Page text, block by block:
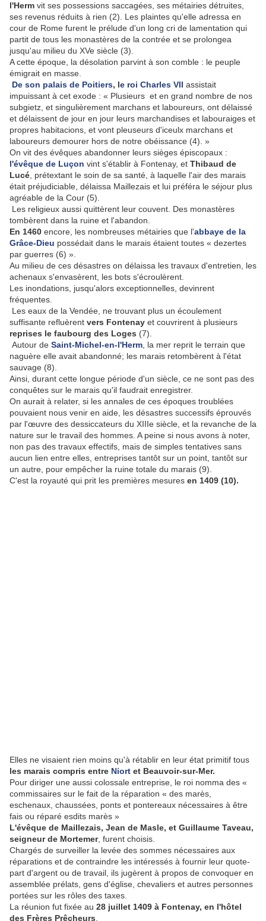
l'Herm vit ses possessions saccagées, ses métairies détruites,
ses revenus réduits à rien (2). Les plaintes qu'elle adressa en
cour de Rome furent le prélude d'un long cri de lamentation qui
partit de tous les monastères de la contrée et se prolongea
jusqu'au milieu du XVe siècle (3).
A cette époque, la désolation parvint à son comble : le peuple
émigrait en masse.
De son palais de Poitiers, le roi Charles VII assistait
impuissant à cet exode : « Plusieurs et en grand nombre de nos
subgietz, et singulièrement marchans et laboureurs, ont délaissé
et délaissent de jour en jour leurs marchandises et labouraiges et
propres habitacions, et vont pleuseurs d'iceulx marchans et
laboureurs demourer hors de notre obéissance (4). »
On vit des évêques abandonner leurs sièges épiscopaux :
l'évêque de Luçon vint s'établir à Fontenay, et Thibaud de
Lucé , prétextant le soin de sa santé, à laquelle l'air des marais
était préjudiciable, délaissa Maillezais et lui préféra le séjour plus
agréable de la Cour (5).
Les religieux aussi quittèrent leur couvent. Des monastères
tombèrent dans la ruine et l'abandon.
En 1460 encore, les nombreuses métairies que l'abbaye de la
Grâce-Dieu possédait dans le marais étaient toutes « dezertes
par guerres (6) ».
Au milieu de ces désastres on délaissa les travaux d'entretien, les
achenaux s'envasèrent, les bots s'écroulèrent.
Les inondations, jusqu'alors exceptionnelles, devinrent
fréquentes.
Les eaux de la Vendée, ne trouvant plus un écoulement
suffisante refluèrent vers Fontenay et couvrirent à plusieurs
reprises le faubourg des Loges (7).
Autour de Saint-Michel-en-l'Herm , la mer reprit le terrain que
naguère elle avait abandonné; les marais retombèrent à l'état
sauvage (8).
Ainsi, durant cette longue période d'un siècle, ce ne sont pas des
conquêtes sur le marais qu'il faudrait enregistrer.
On aurait à relater, si les annales de ces époques troublées
pouvaient nous venir en aide, les désastres successifs éprouvés
par l'œuvre des dessiccateurs du XIIIe siècle, et la revanche de la
nature sur le travail des hommes. A peine si nous avons à noter,
non pas des travaux effectifs, mais de simples tentatives sans
aucun lien entre elles, entreprises tantôt sur un point, tantôt sur
un autre, pour empêcher la ruine totale du marais (9).
C'est la royauté qui prit les premières mesures en 1409 (10).
Elles ne visaient rien moins qu'à rétablir en leur état primitif tous
les marais compris entre Niort et Beauvoir-sur-Mer.
Pour diriger une aussi colossale entreprise, le roi nomma des «
commissaires sur le fait de la réparation « des marès,
eschenaux, chaussées, ponts et pontereaux nécessaires à être
fais ou réparé esdits marès »
L'évêque de Maillezais, Jean de Masle, et Guillaume Taveau,
seigneur de Mortemer, furent choisis.
Chargés de surveiller la levée des sommes nécessaires aux
réparations et de contraindre les intéressés à fournir leur quote-
part d'argent ou de travail, ils jugèrent à propos de convoquer en
assemblée prélats, gens d'église, chevaliers et autres personnes
portées sur les rôles des taxes.
La réunion fut fixée au 28 juillet 1409 à Fontenay, en l'hôtel
des Frères Prêcheurs